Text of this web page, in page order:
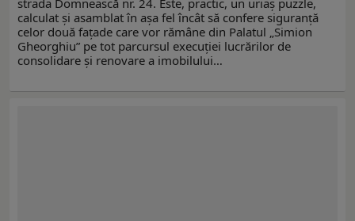
calculat și asamblat în așa fel încât să confere siguranță
celor două fațade care vor rămâne din Palatul „Simion
Gheorghiu” pe tot parcursul execuției lucrărilor de
consolidare și renovare a imobilului…